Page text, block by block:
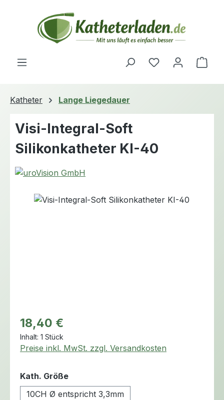
Zum Hauptinhalt springen
Du hast 0
Katheter Lange Liegedauer
Visi-Integral-Soft
Silikonkatheter KI-40
Bildergalerie überspringen
Regulärer Preis:
18,40 €
Inhalt: 1 Stück
Preise inkl. MwSt. zzgl. Versandkosten
Kath. Größeauswählen
10CH Ø entspricht 3,3mm